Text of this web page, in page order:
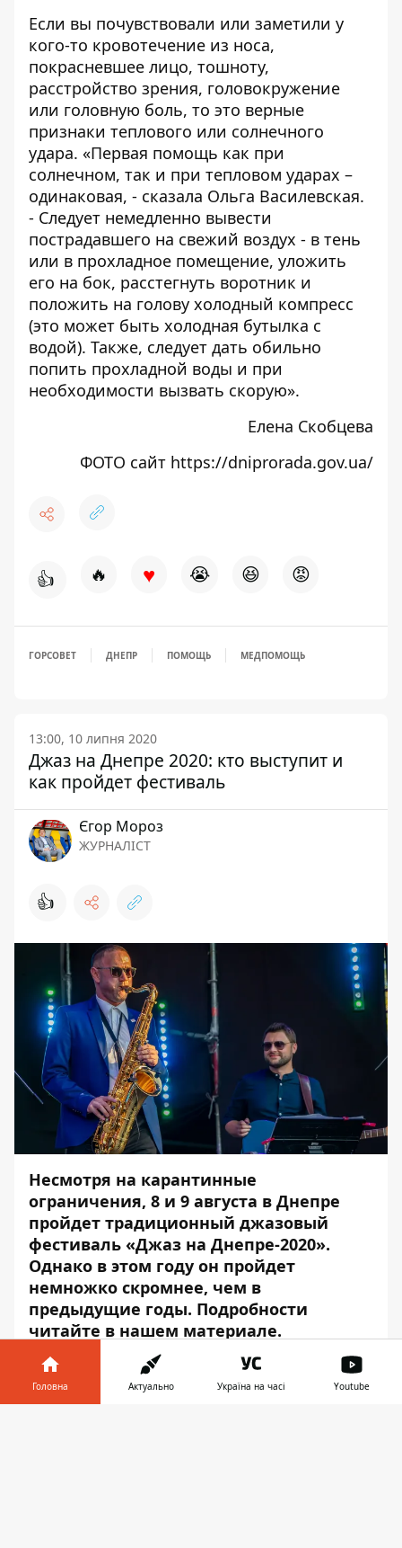
Если вы почувствовали или заметили у
кого-то кровотечение из носа,
покрасневшее лицо, тошноту,
расстройство зрения, головокружение
или головную боль, то это верные
признаки теплового или солнечного
удара. «Первая помощь как при
солнечном, так и при тепловом ударах –
одинаковая, - сказала Ольга Василевская.
- Следует немедленно вывести
пострадавшего на свежий воздух - в тень
или в прохладное помещение, уложить
его на бок, расстегнуть воротник и
положить на голову холодный компресс
(это может быть холодная бутылка с
водой). Также, следует дать обильно
попить прохладной воды и при
необходимости вызвать скорую».
Елена Скобцева
ФОТО сайт https://dniprorada.gov.ua/
👍 🔥 ♥ 😭 😆 😡
ГОРСОВЕТ ДНЕПР ПОМОЩЬ МЕДПОМОЩЬ
13:00, 10 липня 2020
Джаз на Днепре 2020: кто выступит и
как пройдет фестиваль
Єгор Мороз
ЖУРНАЛІСТ
👍
Несмотря на карантинные
ограничения, 8 и 9 августа в Днепре
пройдет традиционный джазовый
фестиваль «Джаз на Днепре-2020».
Однако в этом году он пройдет
немножко скромнее, чем в
предыдущие годы. Подробности
читайте в нашем материале.
Мэрия Днепра объявила
тендер
на услуги
по организации международного
джазового фестиваля «Джаз на Днепре».
Головна Актуально Україна на часі Youtube